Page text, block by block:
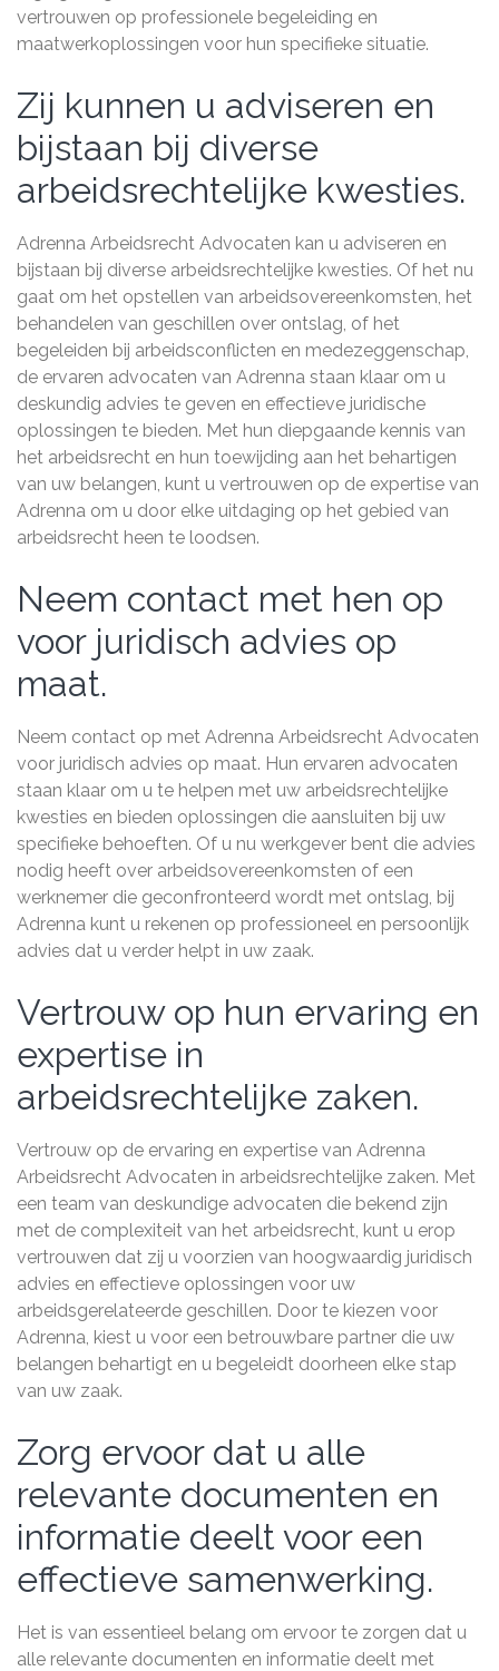
vertrouwen op professionele begeleiding en
maatwerkoplossingen voor hun specifieke situatie.
Zij kunnen u adviseren en
bijstaan bij diverse
arbeidsrechtelijke kwesties.
Adrenna Arbeidsrecht Advocaten kan u adviseren en
bijstaan bij diverse arbeidsrechtelijke kwesties. Of het nu
gaat om het opstellen van arbeidsovereenkomsten, het
behandelen van geschillen over ontslag, of het
begeleiden bij arbeidsconflicten en medezeggenschap,
de ervaren advocaten van Adrenna staan klaar om u
deskundig advies te geven en effectieve juridische
oplossingen te bieden. Met hun diepgaande kennis van
het arbeidsrecht en hun toewijding aan het behartigen
van uw belangen, kunt u vertrouwen op de expertise van
Adrenna om u door elke uitdaging op het gebied van
arbeidsrecht heen te loodsen.
Neem contact met hen op
voor juridisch advies op
maat.
Neem contact op met Adrenna Arbeidsrecht Advocaten
voor juridisch advies op maat. Hun ervaren advocaten
staan klaar om u te helpen met uw arbeidsrechtelijke
kwesties en bieden oplossingen die aansluiten bij uw
specifieke behoeften. Of u nu werkgever bent die advies
nodig heeft over arbeidsovereenkomsten of een
werknemer die geconfronteerd wordt met ontslag, bij
Adrenna kunt u rekenen op professioneel en persoonlijk
advies dat u verder helpt in uw zaak.
Vertrouw op hun ervaring en
expertise in
arbeidsrechtelijke zaken.
Vertrouw op de ervaring en expertise van Adrenna
Arbeidsrecht Advocaten in arbeidsrechtelijke zaken. Met
een team van deskundige advocaten die bekend zijn
met de complexiteit van het arbeidsrecht, kunt u erop
vertrouwen dat zij u voorzien van hoogwaardig juridisch
advies en effectieve oplossingen voor uw
arbeidsgerelateerde geschillen. Door te kiezen voor
Adrenna, kiest u voor een betrouwbare partner die uw
belangen behartigt en u begeleidt doorheen elke stap
van uw zaak.
Zorg ervoor dat u alle
relevante documenten en
informatie deelt voor een
effectieve samenwerking.
Het is van essentieel belang om ervoor te zorgen dat u
alle relevante documenten en informatie deelt met